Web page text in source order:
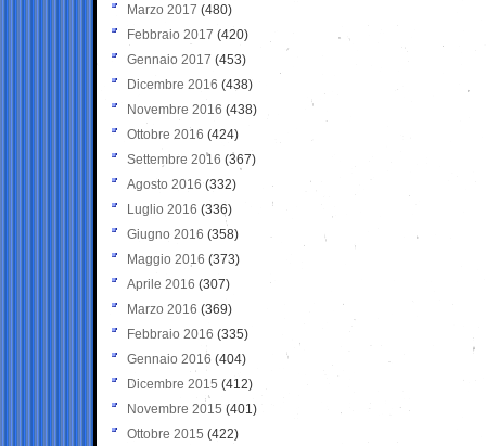
Marzo 2017 (480)
Febbraio 2017 (420)
Gennaio 2017 (453)
Dicembre 2016 (438)
Novembre 2016 (438)
Ottobre 2016 (424)
Settembre 2016 (367)
Agosto 2016 (332)
Luglio 2016 (336)
Giugno 2016 (358)
Maggio 2016 (373)
Aprile 2016 (307)
Marzo 2016 (369)
Febbraio 2016 (335)
Gennaio 2016 (404)
Dicembre 2015 (412)
Novembre 2015 (401)
Ottobre 2015 (422)